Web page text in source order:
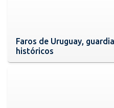
Faros de Uruguay,
históricos